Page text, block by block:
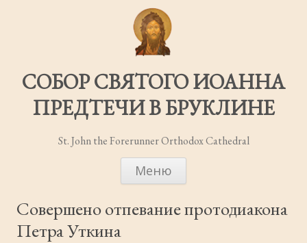
СОБОР СВЯТОГО ИОАННА
ПРЕДТЕЧИ В БРУКЛИНЕ
St. John the Forerunner Orthodox Cathedral
Меню
Совершено отпевание протодиакона
Петра Уткина